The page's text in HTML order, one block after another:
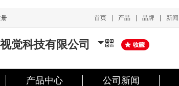
首页 产品 品牌 新闻
觉科技有限公司
产品中心 公司新闻